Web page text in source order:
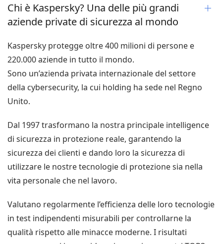
Chi è Kaspersky? Una delle più grandi
aziende private di sicurezza al mondo
Kaspersky protegge oltre 400 milioni di persone e
220.000 aziende in tutto il mondo.
Sono un’azienda privata internazionale del settore
della cybersecurity, la cui holding ha sede nel Regno
Unito.
Dal 1997 trasformano la nostra principale intelligence
di sicurezza in protezione reale, garantendo la
sicurezza dei clienti e dando loro la sicurezza di
utilizzare le nostre tecnologie di protezione sia nella
vita personale che nel lavoro.
Valutano regolarmente l’efficienza delle loro tecnologie
in test indipendenti misurabili per controllarne la
qualità rispetto alle minacce moderne. I risultati